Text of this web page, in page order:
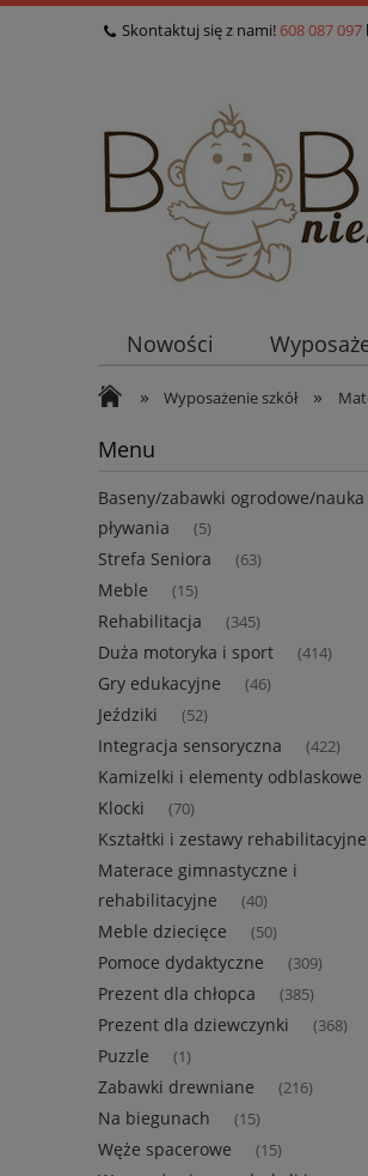
Skontaktuj się z nami! 608 087 097
Nowości
» Wyposażenie szkół »
Menu
Baseny/zabawki ogrodowe/nauka
pływania
(5)
Strefa Seniora (63)
Meble (15)
Rehabilitacja (345)
Duża motoryka i sport (414)
Gry edukacyjne (46)
Jeździki (52)
Integracja sensoryczna (422)
Kamizelki i elementy odblaskowe
Klocki (70)
Kształtki i zestawy rehabilitacyjne
Materace gimnastyczne i
rehabilitacyjne
(40)
Meble dziecięce (50)
Pomoce dydaktyczne (309)
Prezent dla chłopca (385)
Prezent dla dziewczynki (368)
Puzzle (1)
Zabawki drewniane (216)
Na biegunach (15)
Węże spacerowe (15)